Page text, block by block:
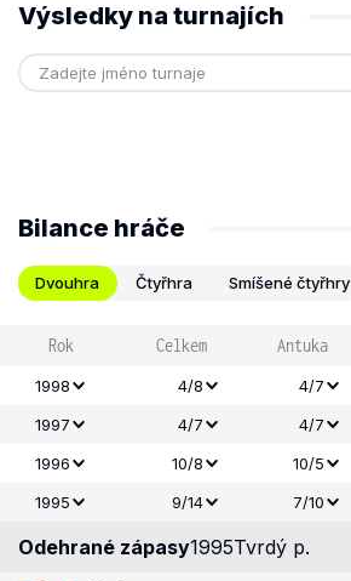
Výsledky na turnajích
Bilance hráče
Dvouhra Čtyřhra Smíšené čtyřhry
Rok Celkem Antuka
1998 4/8 4/7
1997
4/7 4/7
1996 10/8 10/5
1995
9/14 7/10
Odehrané zápasy1995Tvrdý p.